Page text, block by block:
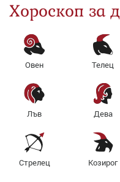
Хороскоп за
Овен Телец
Лъв Дева
Стрелец Козирог